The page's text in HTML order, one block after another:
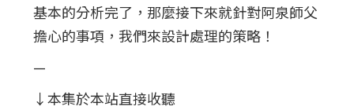
基本的分析完了，那麼接下來就針對阿泉師父
擔心的事項，我們來設計處理的策略！
—
↓本集於本站直接收聽